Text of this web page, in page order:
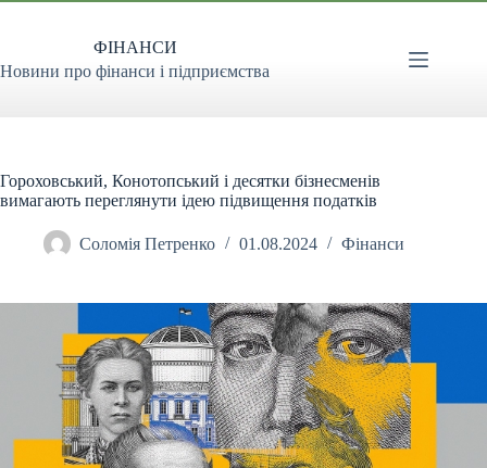
Перейти
ФІНАНСИ
Новини про фінанси і підприємства
Гороховський, Конотопський і десятки бізнесменів
вимагають переглянути ідею підвищення податків
Соломія Петренко 01.08.2024 Фінанси